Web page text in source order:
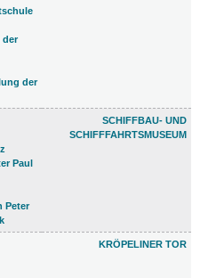
SCHIFFBAU- UND
SCHIFFFAHRTSMUSEUM
KRÖPELINER TOR